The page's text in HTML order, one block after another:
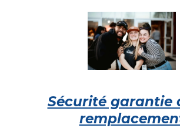
Sécurité garantie